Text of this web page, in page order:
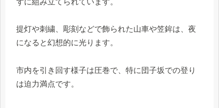
提灯や刺繍、彫刻などで飾られた山車や笠鉾は、夜
になると幻想的に光ります。
市内を引き回す様子は圧巻で、特に団子坂での登り
は迫力満点です。